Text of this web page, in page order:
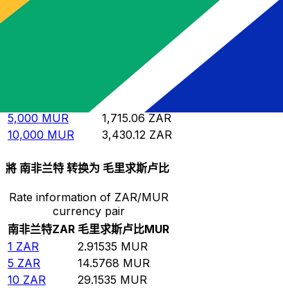
10
ZAR
34.3012 ZAR
171.506
343.012
ZAR
5,000 MUR 1,715.06 ZAR
10,000 MUR 3,430.12 ZAR
將 南非兰特 转换为 毛里求斯卢比
Rate information of ZAR/MUR
currency pair
南非兰特ZAR 毛里求斯卢比MUR
1 ZAR 2.91535 MUR
5 ZAR 14.5768 MUR
10 ZAR 29.1535 MUR